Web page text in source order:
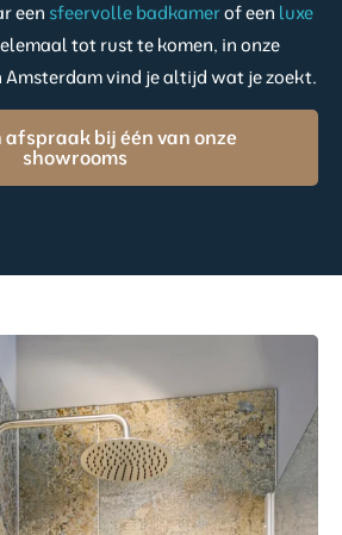
een sfeervolle badkamerof een luxe
tot rust te komen, in onze
vind je altijd wat je zoekt.
afspraak bij één van onze
showrooms